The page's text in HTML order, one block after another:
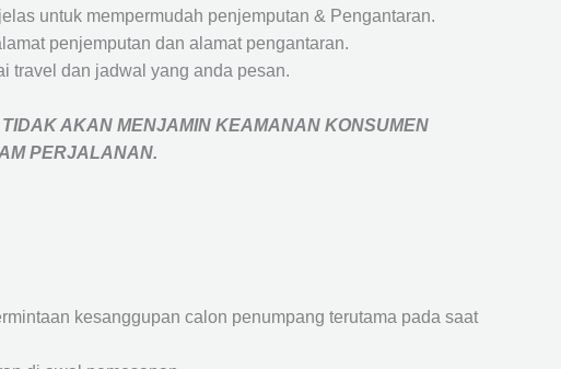
untuk mempermudah penjemputan & Pengantaran.
penjemputan dan alamat pengantaran.
travel dan jadwal yang anda pesan.
TIDAK AKAN MENJAMIN KEAMANAN KONSUMEN
PERJALANAN.
kesanggupan calon penumpang terutama pada saat